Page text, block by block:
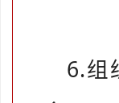
6.组织